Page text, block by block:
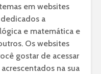
em websites
a
e matemática e
Os websites
gostar de acessar
na sua